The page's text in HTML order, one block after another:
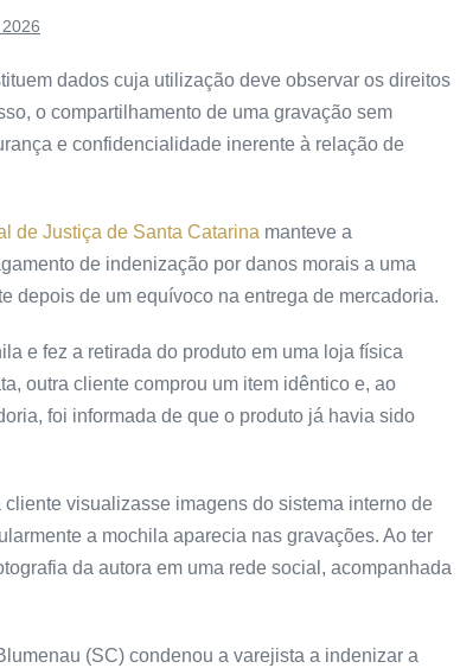
dados cuja utilização deve observar os direitos
o compartilhamento de uma gravação sem
e confidencialidade inerente à relação de
de Justiça de Santa Catarina manteve a
de indenização por danos morais a uma
depois de um equívoco na entrega de mercadoria.
e fez a retirada do produto em uma loja física
outra cliente comprou um item idêntico e, ao
foi informada de que o produto já havia sido
visualizasse imagens do sistema interno de
a mochila aparecia nas gravações. Ao ter
da autora em uma rede social, acompanhada
(SC) condenou a varejista a indenizar a